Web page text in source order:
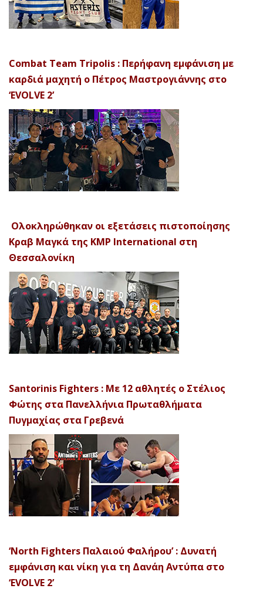
Combat Team Tripolis : Περήφανη εμφάνιση με
καρδιά μαχητή ο Πέτρος Μαστρογιάννης στο
‘EVOLVE 2’
Ολοκληρώθηκαν οι εξετάσεις πιστοποίησης
Κραβ Μαγκά της KMP International στη
Θεσσαλονίκη
Santorinis Fighters : Με 12 αθλητές ο Στέλιος
Φώτης στα Πανελλήνια Πρωταθλήματα
Πυγμαχίας στα Γρεβενά
‘North Fighters Παλαιού Φαλήρου’ : Δυνατή
εμφάνιση και νίκη για τη Δανάη Αντύπα στο
‘EVOLVE 2’